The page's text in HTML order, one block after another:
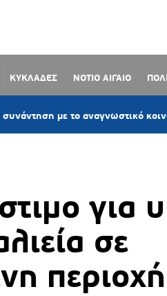
ΚΥΚΛΑΔΕΣ ΝΟΤΙΟ ΑΙΓΑΙΟ
το αναγνωστικό κοινό 5
για
σε
περιοχή